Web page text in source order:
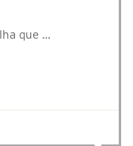
que …